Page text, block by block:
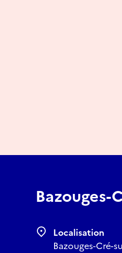
Bazouges-
Localisation
Bazouges-Cré-